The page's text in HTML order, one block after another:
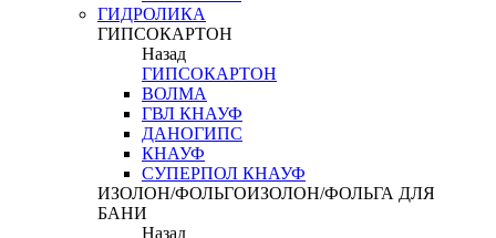
ГИДРОЛИКА
ГИПСОКАРТОН
Назад
ГИПСОКАРТОН
ВОЛМА
ГВЛ КНАУФ
ДАНОГИПС
КНАУФ
СУПЕРПОЛ КНАУФ
ИЗОЛОН/ФОЛЬГОИЗОЛОН/ФОЛЬГА ДЛЯ
БАНИ
Назад